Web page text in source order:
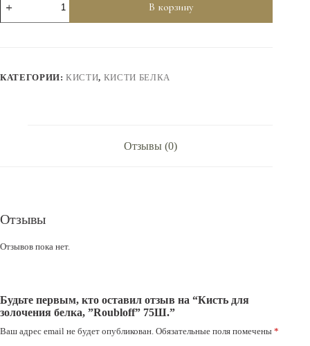
товара
Кисть
75Ш.
В корзину
КАТЕГОРИИ:КИСТИ, КИСТИ БЕЛКА
Отзывы (0)
Отзывы
Отзывов пока нет.
Будьте первым, кто оставил отзыв на “Кисть для
золочения белка, ”Roubloff” 75Ш.”
Ваш адрес email не будет опубликован. Обязательные поля помечены *